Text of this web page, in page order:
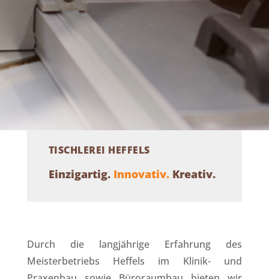
TISCHLEREI HEFFELS
Einzigartig. Innovativ.Kreativ.
Durch die langjährige Erfahrung des
Meisterbetriebs Heffels im Klinik- und